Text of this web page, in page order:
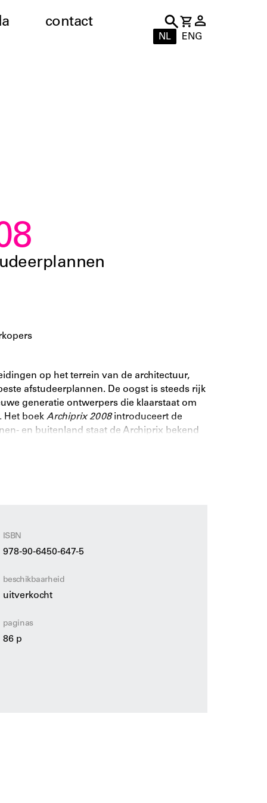
contact
NL ENG
op het terrein van de architectuur,
afstudeerplannen. De oogst is steeds rijk
generatie ontwerpers die klaarstaat om
Het boek Archiprix 2008introduceert de
en buitenland staat de Archiprix bekend
maar ook organisatoren van
de nieuwste lichting getalenteerde
ISBN
978-90-6450-647-5
beschikbaarheid
uitverkocht
paginas
86 p